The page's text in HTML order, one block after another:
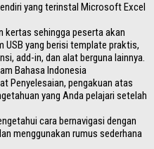
yang terinstal Microsoft Excel
kertas sehingga peserta akan
USB yang berisi template praktis,
add-in, dan alat berguna lainnya.
Bahasa Indonesia
Penyelesaian, pengakuan atas
yang Anda pelajari setelah
cara bernavigasi dengan
menggunakan rumus sederhana